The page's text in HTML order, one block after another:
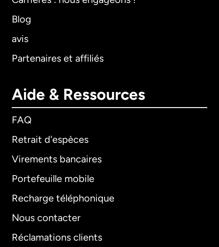
Blog
avis
Partenaires et affiliés
Aide & Ressources
FAQ
Retrait d'espèces
Virements bancaires
Portefeuille mobile
Recharge téléphonique
Nous contacter
Réclamations clients